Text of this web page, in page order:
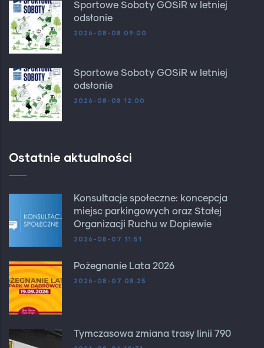
Sportowe Soboty GOSiR w letniej
odsłonie
2026-08-08 09:00
Sportowe Soboty GOSiR w letniej
odsłonie
2026-08-08 12:00
Ostatnie aktualności
Konsultacje społeczne: koncepcja
miejsc parkingowych oraz Stałej
Organizacji Ruchu w Dopiewie
2026-08-07 11:51
Pożegnanie Lata 2026
2026-08-07 08:25
Tymczasowa zmiana trasy linii 790